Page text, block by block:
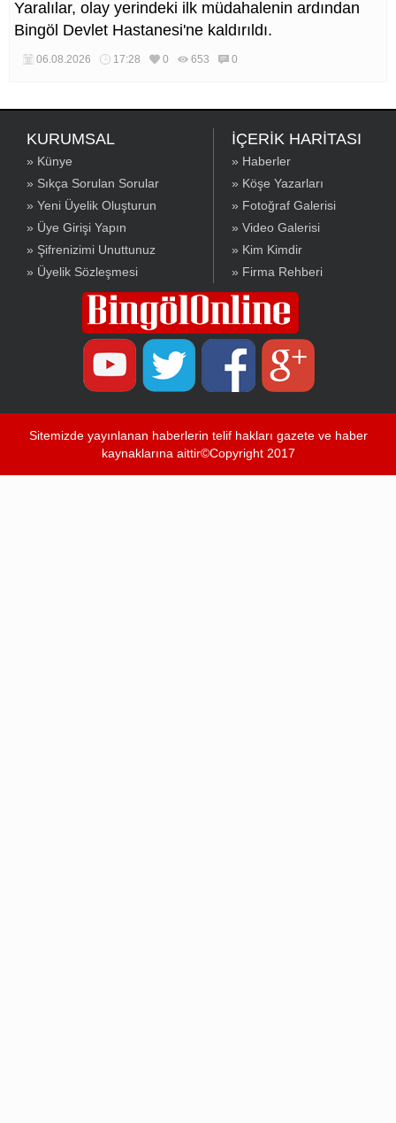
Yaralılar, olay yerindeki ilk müdahalenin ardından
Bingöl Devlet Hastanesi'ne kaldırıldı.
06.08.2026 17:28 0 653 0
KURUMSAL
» Künye
» Sıkça Sorulan Sorular
» Yeni Üyelik Oluşturun
» Üye Girişi Yapın
» Şifrenizimi Unuttunuz
» Üyelik Sözleşmesi
İÇERİK HARİTASI
» Haberler
» Köşe Yazarları
» Fotoğraf Galerisi
» Video Galerisi
» Kim Kimdir
» Firma Rehberi
Sitemizde yayınlanan haberlerin telif hakları gazete ve haber
kaynaklarına aittir©Copyright 2017